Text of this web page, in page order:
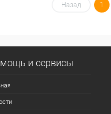
В корзину
В избранное
Назад 1
и сервисы